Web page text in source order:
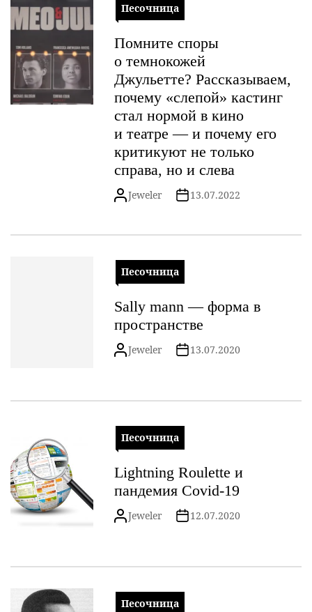
Песочница
Помните споры
о темнокожей
Джульетте? Рассказываем,
почему «слепой» кастинг
стал нормой в кино
и театре — и почему его
критикуют не только
справа, но и слева
Jeweler 13.07.2022
Песочница
Sally mann — форма в
пространстве
Jeweler 13.07.2020
Песочница
Lightning Roulette и
пандемия Covid-19
Jeweler 12.07.2020
Песочница